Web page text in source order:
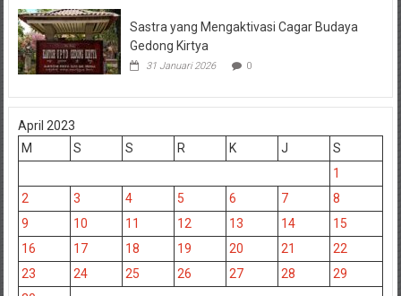
Sastra yang Mengaktivasi Cagar Budaya
Gedong Kirtya
31 Januari 2026 0
April 2023
M
S S R K J
S
1
2
3 4 5 6 7
8
9
10 11 12 13 14
15
16
17 18 19 20 21
22
23
24 25 26 27 28
29